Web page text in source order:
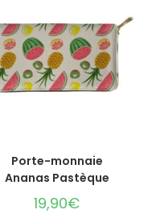
AJOUTER AU PANIER
Porte-monnaie
Ananas Pastèque
19,90€